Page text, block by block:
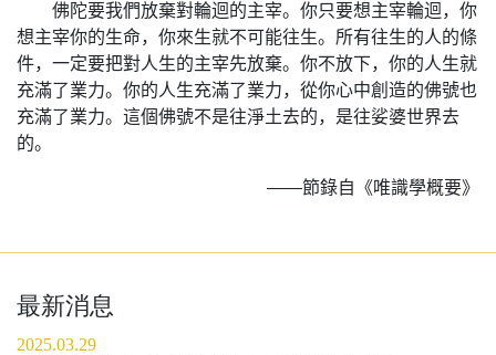
佛陀要我們放棄對輪迴的主宰。你只要想主宰輪迴，你
想主宰你的生命，你來生就不可能往生。所有往生的人的條
件，一定要把對人生的主宰先放棄。你不放下，你的人生就
充滿了業力。你的人生充滿了業力，從你心中創造的佛號也
充滿了業力。這個佛號不是往淨土去的，是往娑婆世界去
的。
——節錄自《唯識學概要》
最新消息
2025.03.29